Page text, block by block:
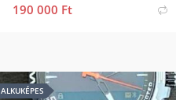
190 000 Ft
ALKUKÉPES